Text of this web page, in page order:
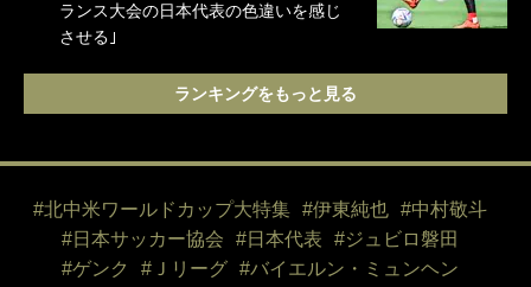
ランス大会の日本代表の色違いを感じ
させる｣
ランキングをもっと見る
#北中米ワールドカップ大特集 #伊東純也
#中村敬斗
#日本サッカー協会
#日本代表
#ジュビロ磐田
#ゲンク
#Ｊリーグ
#バイエルン・ミュンヘン